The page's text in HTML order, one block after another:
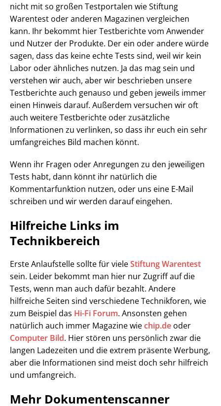
nicht mit so großen Testportalen wie Stiftung
Warentest oder anderen Magazinen vergleichen
kann. Ihr bekommt hier Testberichte vom Anwender
und Nutzer der Produkte. Der ein oder andere würde
sagen, dass das keine echte Tests sind, weil wir kein
Labor oder ähnliches nutzen. Ja das mag sein und
verstehen wir auch, aber wir beschrieben unsere
Testberichte auch genauso und geben jeweils immer
einen Hinweis darauf. Außerdem versuchen wir oft
auch weitere Testberichte oder zusätzliche
Informationen zu verlinken, so dass ihr euch ein sehr
umfangreiches Bild machen könnt.
Wenn ihr Fragen oder Anregungen zu den jeweiligen
Tests habt, dann könnt ihr natürlich die
Kommentarfunktion nutzen, oder uns eine E-Mail
schreiben und wir werden darauf eingehen.
Hilfreiche Links im
Technikbereich
Erste Anlaufstelle sollte für vieleStiftung Warentest
sein. Leider bekommt man hier nur Zugriff auf die
Tests, wenn man auch dafür bezahlt. Andere
hilfreiche Seiten sind verschiedene Technikforen, wie
zum Beispiel das Hi-Fi Forum. Ansonsten gehen
natürlich auch immer Magazine wiechip.de oder
Computer Bild. Hier stören uns persönlich zwar die
langen Ladezeiten und die extrem präsente Werbung,
aber die Informationen sind meist doch sehr hilfreich
und umfangreich.
Mehr Dokumentenscanner